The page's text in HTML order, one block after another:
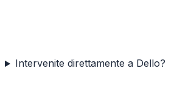
Intervenite direttamente a Dello?